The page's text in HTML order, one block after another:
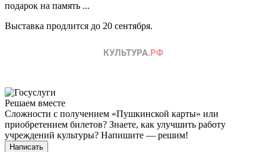
подарок на память ...
Выставка продлится до 20 сентября.
Решаем вместе
Сложности с получением «Пушкинской карты» или
приобретением билетов? Знаете, как улучшить работу
учреждений культуры? Напишите — решим!
Написать